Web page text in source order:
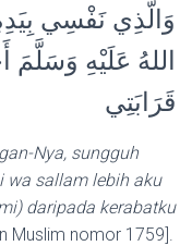
وَالَّذِي نَفْسِي
اللهُ عَلَيْهِ
قَرَابَتِي
Nya, sungguh
wa sallam lebih aku
daripada kerabatku
Muslim nomor 1759].